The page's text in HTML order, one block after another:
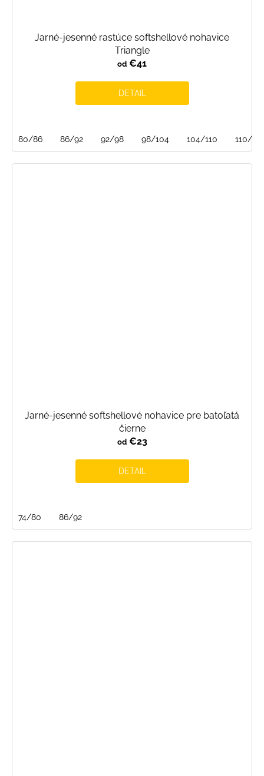
Jarné-jesenné rastúce softshellové nohavice
Triangle
od €41
DETAIL
80/86 86/92 92/98 98/104 104/110 110/116
Jarné-jesenné softshellové nohavice pre batoľatá
čierne
od€23
DETAIL
74/80 86/92